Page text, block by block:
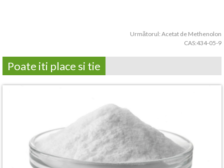
Următorul: Acetat de Methenolon
CAS:434-05-9
Poate iti place si tie